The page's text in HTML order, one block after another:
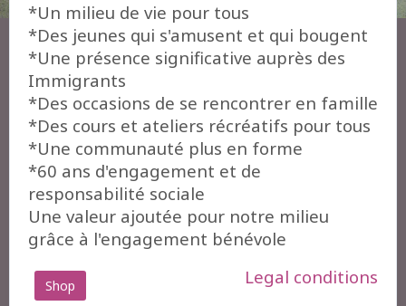
*Un milieu de vie pour tous
*Des jeunes qui s'amusent et qui bougent
*Une présence significative auprès des
Immigrants
*Des occasions de se rencontrer en famille
*Des cours et ateliers récréatifs pour tous
*Une communauté plus en forme
*60 ans d'engagement et de
responsabilité sociale
Une valeur ajoutée pour notre milieu
grâce à l'engagement bénévole
Shop Legal conditions